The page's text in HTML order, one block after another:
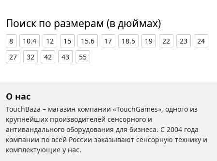
Поиск по размерам (в дюймах)
8 10.4 12 15 15.6 17 18.5 19 22 23
24
27
32 42 43 55
О нас
TouchBaza – магазин компании «TouchGames», одного из
крупнейших производителей сенсорного и
антивандального оборудования для бизнеса. С 2004 года
компании по всей России заказывают сенсорную технику и
комплектующие у нас.